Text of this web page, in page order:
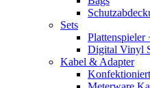
Sets
Digital Vinyl
Kabel & Adapter